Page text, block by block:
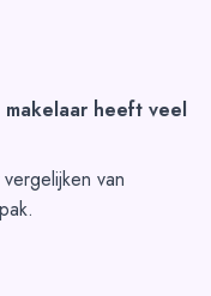
heeft veel
van